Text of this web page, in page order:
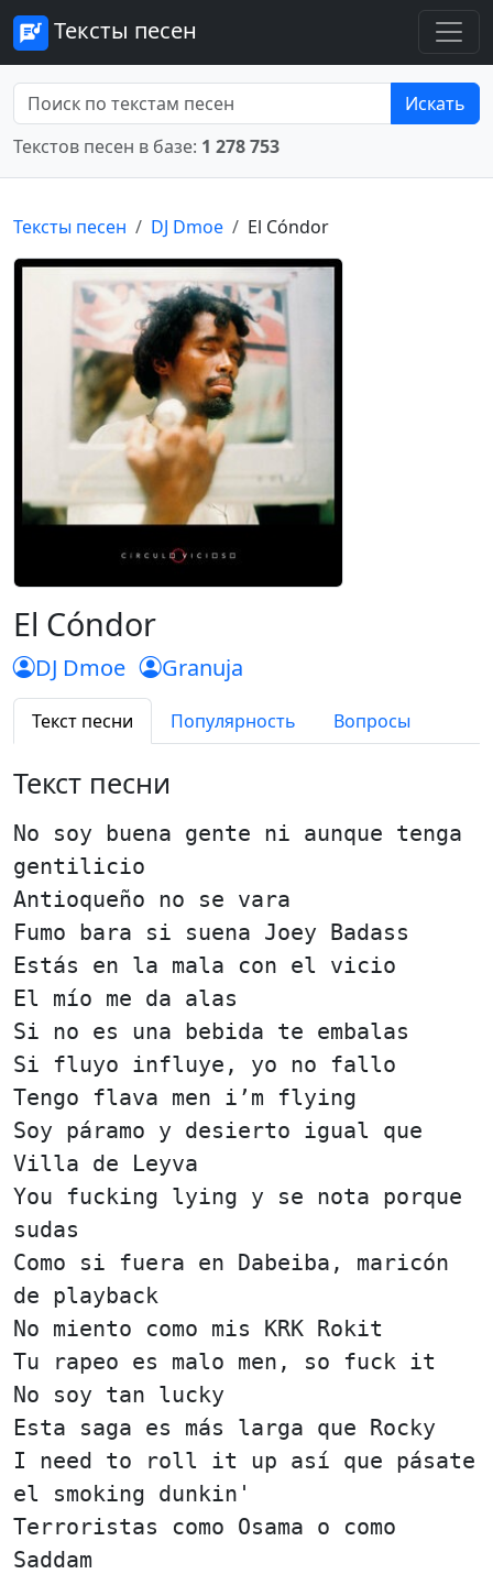
Тексты песен
Искать
Текстов песен в базе: 1 278 753
Тексты песен DJ Dmoe El Cóndor
El Cóndor
DJ Dmoe Granuja
Текст песни Популярность Вопросы
Текст песни
No soy buena gente ni aunque tenga
gentilicio
Antioqueño no se vara
Fumo bara si suena Joey Badass
Estás en la mala con el vicio
El mío me da alas
Si no es una bebida te embalas
Si fluyo influye, yo no fallo
Tengo flava men i’m flying
Soy páramo y desierto igual que
Villa de Leyva
You fucking lying y se nota porque
sudas
Como si fuera en Dabeiba, maricón
de playback
No miento como mis KRK Rokit
Tu rapeo es malo men, so fuck it
No soy tan lucky
Esta saga es más larga que Rocky
I need to roll it up así que pásate
el smoking dunkin'
Terroristas como Osama o como
Saddam